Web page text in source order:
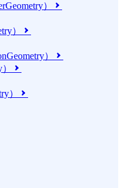
） 
） 
） 

） 